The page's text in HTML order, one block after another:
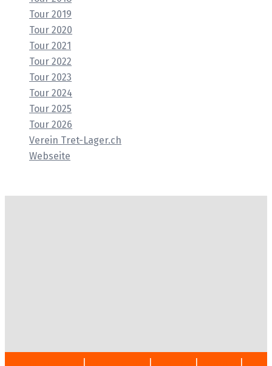
Tour 2019
Tour 2020
Tour 2021
Tour 2022
Tour 2023
Tour 2024
Tour 2025
Tour 2026
Verein Tret-Lager.ch
Webseite